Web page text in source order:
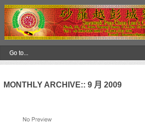
MONTHLY ARCHIVE:: 9 月 2009